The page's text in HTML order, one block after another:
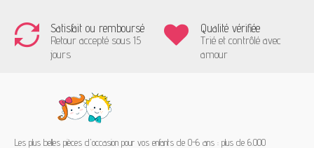
Satisfait ou remboursé
Retour accepté sous 15
jours
Qualité vérifiée
Trié et contrôlé avec
amour
Les plus belles pièces d'occasion pour vos enfants de 0-6 ans : plus de 6.000